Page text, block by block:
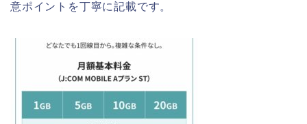
意ポイントを丁寧に記載です。